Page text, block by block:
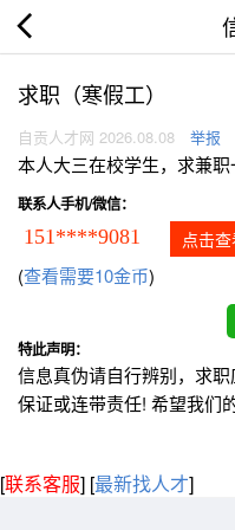
求职（寒假工）
自贡人才网 2026.08.08 举报
本人大三在校学生，求兼职
联系人手机/微信：
151****9081 点击
(查看需要10金币)
特此声明：
信息真伪请自行辨别，求
保证或连带责任! 希望我们
[联系客服] [最新找人才]